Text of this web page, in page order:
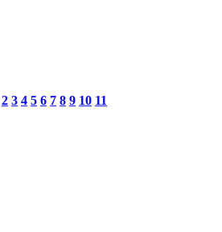
2 3 4 5 6 7 8 9 10 11